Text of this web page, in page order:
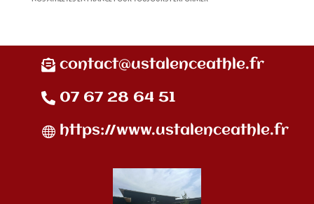
contact@ustalenceathle.fr
07 67 28 64 51
https://www.ustalenceathle.fr